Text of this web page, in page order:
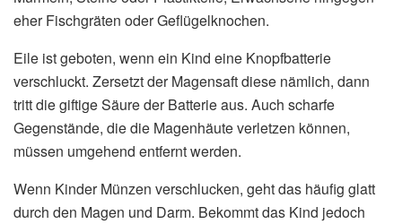
eher Fischgräten oder Geflügelknochen.
Eile ist geboten, wenn ein Kind eine Knopfbatterie
verschluckt. Zersetzt der Magensaft diese nämlich, dann
tritt die giftige Säure der Batterie aus. Auch scharfe
Gegenstände, die die Magenhäute verletzen können,
müssen umgehend entfernt werden.
Wenn Kinder Münzen verschlucken, geht das häufig glatt
durch den Magen und Darm. Bekommt das Kind jedoch